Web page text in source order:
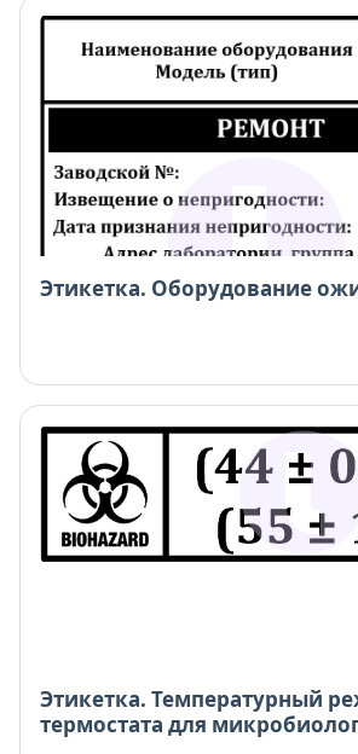
Этикетка. Оборудование
Этикетка. Температурный
термостата для